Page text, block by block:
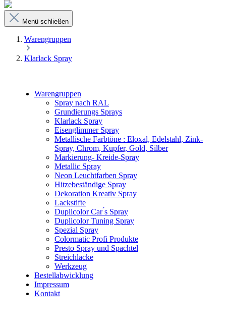
Menü schließen
Warengruppen
Klarlack Spray
Warengruppen
Spray nach RAL
Grundierungs Sprays
Klarlack Spray
Eisenglimmer Spray
Metallische Farbtöne : Eloxal, Edelstahl, Zink-
Spray, Chrom, Kupfer, Gold, Silber
Markierung- Kreide-Spray
Metallic Spray
Neon Leuchtfarben Spray
Hitzebeständige Spray
Dekoration Kreativ Spray
Lackstifte
Duplicolor Car ́s Spray
Duplicolor Tuning Spray
Spezial Spray
Colormatic Profi Produkte
Presto Spray und Spachtel
Streichlacke
Werkzeug
Bestellabwicklung
Impressum
Kontakt